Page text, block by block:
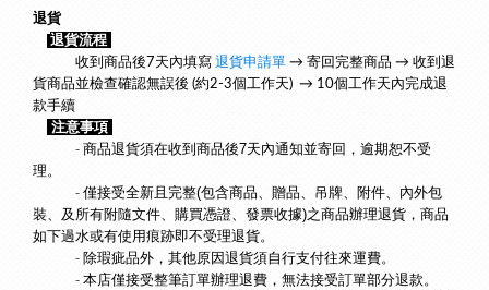
退貨
退貨流程
收到商品後7天內填寫 退貨申請單 → 寄回完整商品 → 收到退
貨商品並檢查確認無誤後 (約2-3個工作天)  → 10個工作天內完成退
款手續
注意事項
- 商品退貨須在收到商品後7天內通知並寄回，逾期恕不受
理。
- 僅接受全新且完整(包含商品、贈品、吊牌、附件、內外包
裝、及所有附隨文件、購買憑證、發票收據)之商品辦理退貨，商品
如下過水或有使用痕跡即不受理退貨。
- 除瑕疵品外，其他原因退貨須自行支付往來運費。
- 本店僅接受整筆訂單辦理退費，無法接受訂單部分退款。